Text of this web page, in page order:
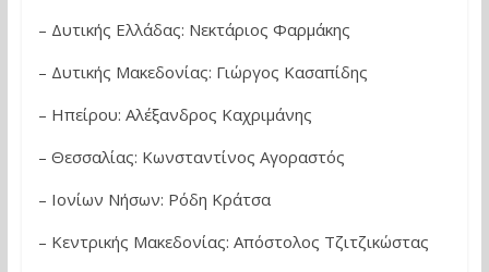
– Δυτικής Ελλάδας: Νεκτάριος Φαρμάκης
– Δυτικής Μακεδονίας: Γιώργος Κασαπίδης
– Ηπείρου: Αλέξανδρος Καχριμάνης
– Θεσσαλίας: Κωνσταντίνος Αγοραστός
– Ιονίων Νήσων: Ρόδη Κράτσα
– Κεντρικής Μακεδονίας: Απόστολος Τζιτζικώστας